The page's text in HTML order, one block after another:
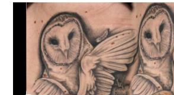
photo-tatouage-oiseaux-hiboux-cage.jpg